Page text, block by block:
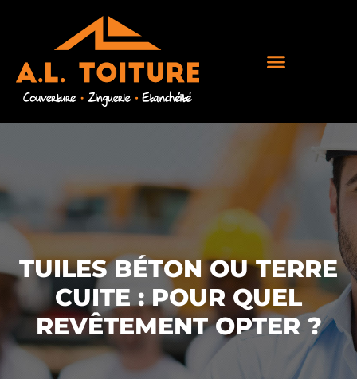
TUILES BÉTON OU TERRE
CUITE : POUR QUEL
REVÊTEMENT OPTER ?